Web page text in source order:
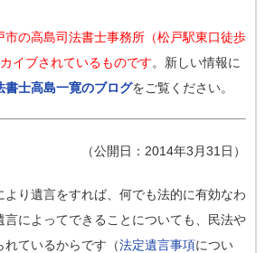
市の高島司法書士事務所（松戸駅東口徒歩
イブされているものです。新しい情報に
書士高島一寛のブログをご覧ください。
（公開日：2014年3月31日）
り遺言をすれば、何でも法的に有効なわ
言によってできることについても、民法や
れているからです（法定遺言事項につい